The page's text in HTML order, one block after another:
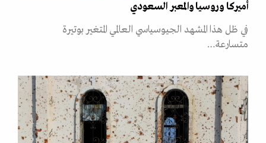
أميركا وروسيا والمعبر السعودي
في ظل هذا المشهد الجيوسياسي العالمي المتغير بوتيرة
متسارعة…